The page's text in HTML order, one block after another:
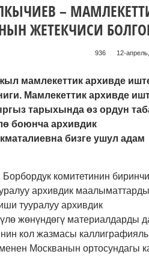
–
ЖЕТЕКЧИСИ
12-
936 ᠌ ᠌ ᠌ ᠌᠌ ᠌ ᠌᠌
мамлекеттик архивде
Мамлекеттик архивде
тарыхында өз ордун
боюнча архивдик
бизге ушул адам
комитетинин биринчи
архивдик маалыматтарды
тууралуу архивдик
жөнүндөгү материалдарды
кол жазмасы
Москванын ортосундагы